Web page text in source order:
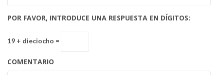
POR FAVOR, INTRODUCE UNA RESPUESTA EN DÍGITOS:
19 + dieciocho =
COMENTARIO